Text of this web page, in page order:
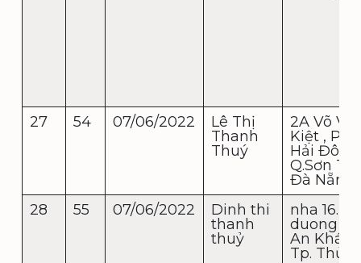
27 54 07/06/2022
Lê Thị
Thanh
Thuý
2A Võ
Kiệt ,
Hải Đông,
Q.Sơn
Đà Nẵng
28
55 07/06/2022
Dinh thi
thanh
thuỷ
nha 16.
duong
An
Tp. Thủ